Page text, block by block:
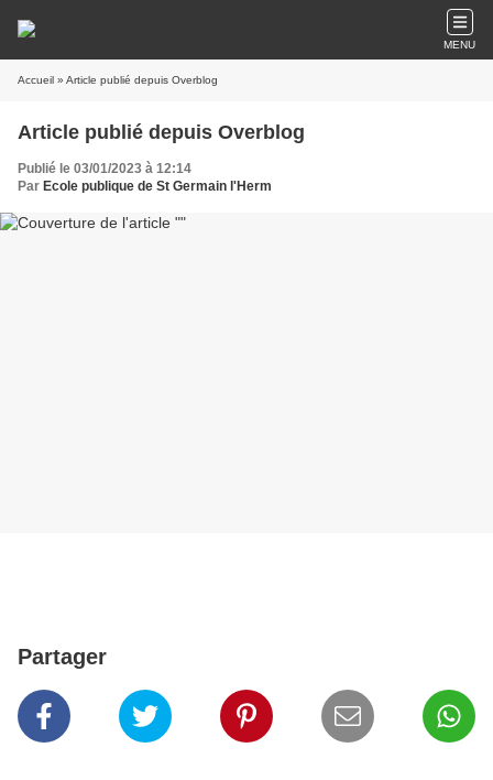
MENU
Accueil » Article publié depuis Overblog
Article publié depuis Overblog
Publié le 03/01/2023 à 12:14
Par Ecole publique de St Germain l'Herm
Partager